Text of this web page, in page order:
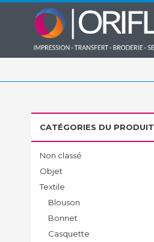
CATÉGORIES DU PRODUIT
Non classé
Objet
Textile
Blouson
Bonnet
Casquette